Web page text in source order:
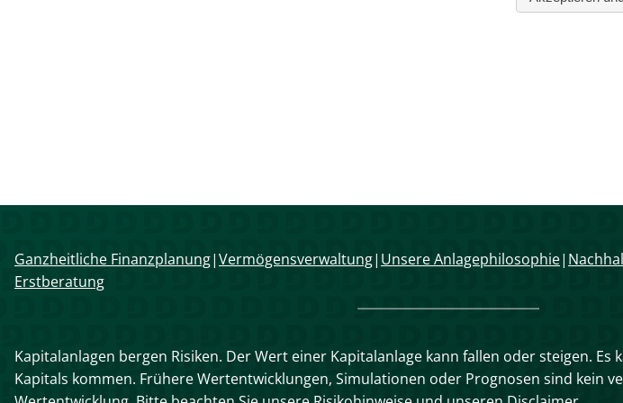
Navigation
überspringen
Ganzheitliche Finanzplanung Vermögensverwaltung Unsere Anlagephilosophie
Erstberatung
Kapitalanlagen bergen Risiken. Der Wert einer Kapitalanlage kann fallen oder steigen. Es
Kapitals kommen. Frühere Wertentwicklungen, Simulationen oder Prognosen sind kein